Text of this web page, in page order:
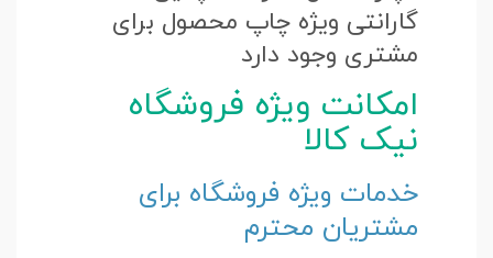
گارانتی ویژه چاپ محصول برای
مشتری وجود دارد
امکانت ویژه فروشگاه
نیک کالا
خدمات ویژه فروشگاه برای
مشتریان محترم